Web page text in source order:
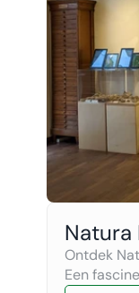
Ontdek
Een